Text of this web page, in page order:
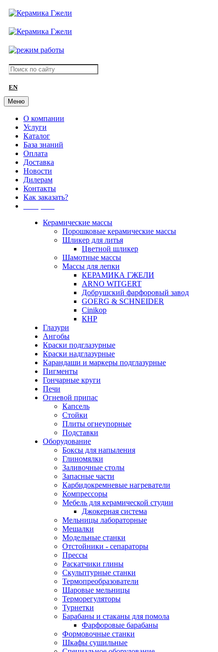
EN
Меню
О компании
Услуги
Каталог
База знаний
Оплата
Доставка
Новости
Дилерам
Контакты
Как заказать?
Керамические массы
Порошковые керамические массы
Шликер для литья
Цветной шликер
Шамотные массы
Массы для лепки
КЕРАМИКА ГЖЕЛИ
ARNO WITGERT
Добрушский фарфоровый завод
GOERG & SCHNEIDER
Cinikop
КНР
Глазури
Ангобы
Краски подглазурные
Краски надглазурные
Карандаши и маркеры подглазурные
Пигменты
Гончарные круги
Печи
Огневой припас
Капсель
Стойки
Плиты огнеупорные
Подставки
Оборудование
Боксы для напыления
Глиномялки
Заливочные столы
Запасные части
Карбидокремневые нагреватели
Компрессоры
Мебель для керамической студии
Джокерная система
Мельницы лабораторные
Мешалки
Модельные станки
Отстойники - сепараторы
Прессы
Раскатчики глины
Скульптурные станки
Термопреобразователи
Шаровые мельницы
Терморегуляторы
Турнетки
Барабаны и стаканы для помола
Фарфоровые барабаны
Формовочные станки
Шкафы сушильные